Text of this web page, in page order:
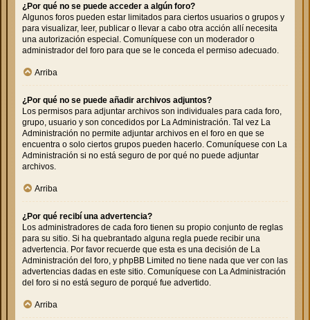
¿Por qué no se puede acceder a algún foro?
Algunos foros pueden estar limitados para ciertos usuarios o grupos y
para visualizar, leer, publicar o llevar a cabo otra acción allí necesita
una autorización especial. Comuníquese con un moderador o
administrador del foro para que se le conceda el permiso adecuado.
Arriba
¿Por qué no se puede añadir archivos adjuntos?
Los permisos para adjuntar archivos son individuales para cada foro,
grupo, usuario y son concedidos por La Administración. Tal vez La
Administración no permite adjuntar archivos en el foro en que se
encuentra o solo ciertos grupos pueden hacerlo. Comuníquese con La
Administración si no está seguro de por qué no puede adjuntar
archivos.
Arriba
¿Por qué recibí una advertencia?
Los administradores de cada foro tienen su propio conjunto de reglas
para su sitio. Si ha quebrantado alguna regla puede recibir una
advertencia. Por favor recuerde que esta es una decisión de La
Administración del foro, y phpBB Limited no tiene nada que ver con las
advertencias dadas en este sitio. Comuníquese con La Administración
del foro si no está seguro de porqué fue advertido.
Arriba